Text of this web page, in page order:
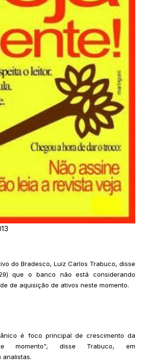
do Bradesco, Luiz Carlos Trabuco, disse
que o banco não está considerando
de aquisição de ativos neste momento.
é foco principal de crescimento da
momento”, disse Trabuco, em